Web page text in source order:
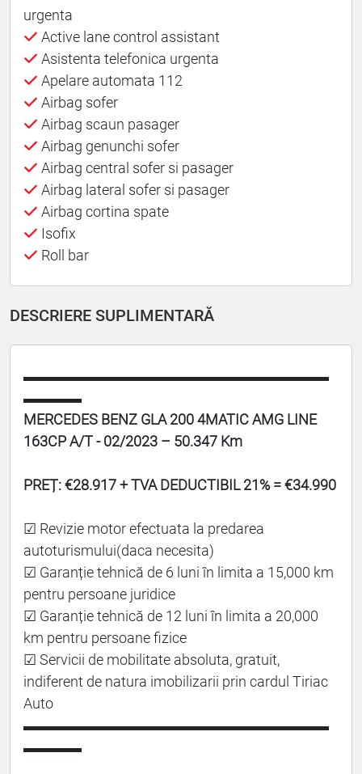
urgenta
Active lane control assistant
Asistenta telefonica urgenta
Apelare automata 112
Airbag sofer
Airbag scaun pasager
Airbag genunchi sofer
Airbag central sofer si pasager
Airbag lateral sofer si pasager
Airbag cortina spate
Isofix
Roll bar
DESCRIERE SUPLIMENTARĂ
▬▬▬▬▬▬▬▬▬▬▬▬▬▬▬▬▬▬▬▬▬
▬▬▬▬
MERCEDES BENZ GLA 200 4MATIC AMG LINE
163CP A/T - 02/2023 – 50.347 Km
PREȚ: €28.917 + TVA DEDUCTIBIL 21% = €34.990
☑ Revizie motor efectuata la predarea
autoturismului(daca necesita)
☑ Garanție tehnică de 6 luni în limita a 15,000 km
pentru persoane juridice
☑ Garanție tehnică de 12 luni în limita a 20,000
km pentru persoane fizice
☑ Servicii de mobilitate absoluta, gratuit,
indiferent de natura imobilizarii prin cardul Tiriac
Auto
▬▬▬▬▬▬▬▬▬▬▬▬▬▬▬▬▬▬▬▬▬
▬▬▬▬